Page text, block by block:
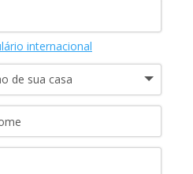
internacional